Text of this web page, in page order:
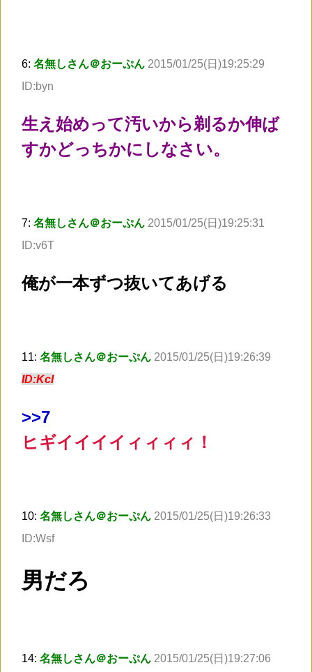
6: 名無しさん＠おーぷん 2015/01/25(日)19:25:29
ID:byn
生え始めって汚いから剃るか伸ば
すかどっちかにしなさい。
7: 名無しさん＠おーぷん 2015/01/25(日)19:25:31
ID:v6T
俺が一本ずつ抜いてあげる
11: 名無しさん＠おーぷん 2015/01/25(日)19:26:39
ID:KcI
>>7
ヒギイイイイィィィィ！
10: 名無しさん＠おーぷん 2015/01/25(日)19:26:33
ID:Wsf
男だろ
14: 名無しさん＠おーぷん 2015/01/25(日)19:27:06